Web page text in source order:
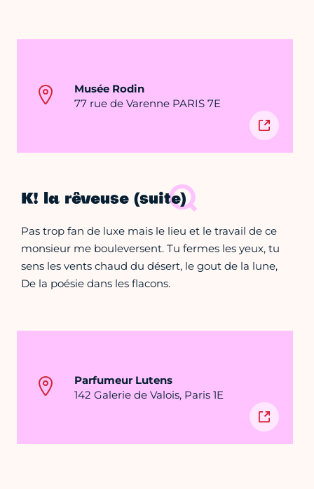
Musée Rodin
77 rue de Varenne PARIS 7E
K! la rêveuse (suite)
Pas trop fan de luxe mais le lieu et le travail de ce
monsieur me bouleversent. Tu fermes les yeux, tu
sens les vents chaud du désert, le gout de la lune,
De la poésie dans les flacons.
Parfumeur Lutens
142 Galerie de Valois, Paris 1E